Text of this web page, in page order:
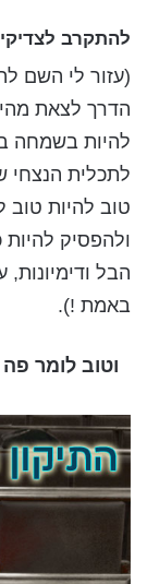
להתקרב
(עזור לי השם
הדרך לצאת
להיות בשמחה
לתכלית
טוב להיות טוב
ולהפסיק
הבל
באמת !).
וטוב לומר